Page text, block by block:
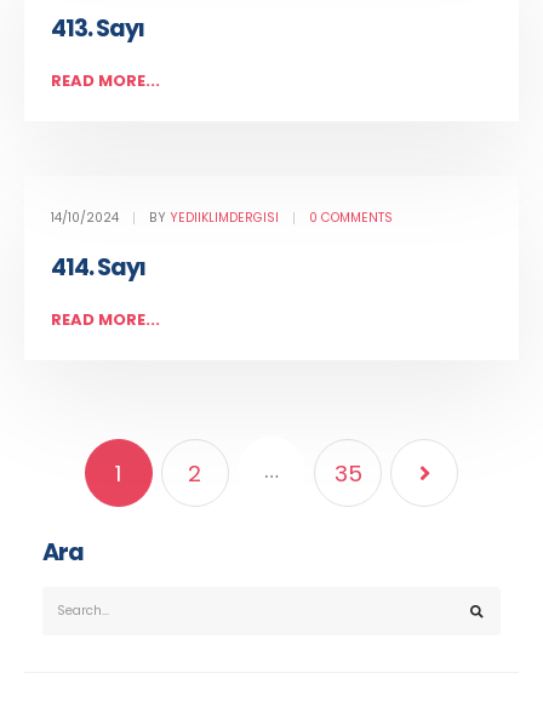
413. Sayı
READ MORE...
14/10/2024 BYYEDIIKLIMDERGISI 0 COMMENTS
414. Sayı
READ MORE...
1 2 … 35
Ara